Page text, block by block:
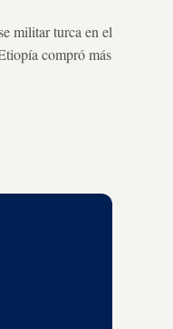
militar turca en el
compró más